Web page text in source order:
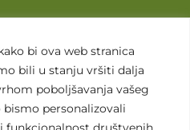
bi ova web stranica
bili u stanju vršiti dalja
poboljšavanja vašeg
personalizovali